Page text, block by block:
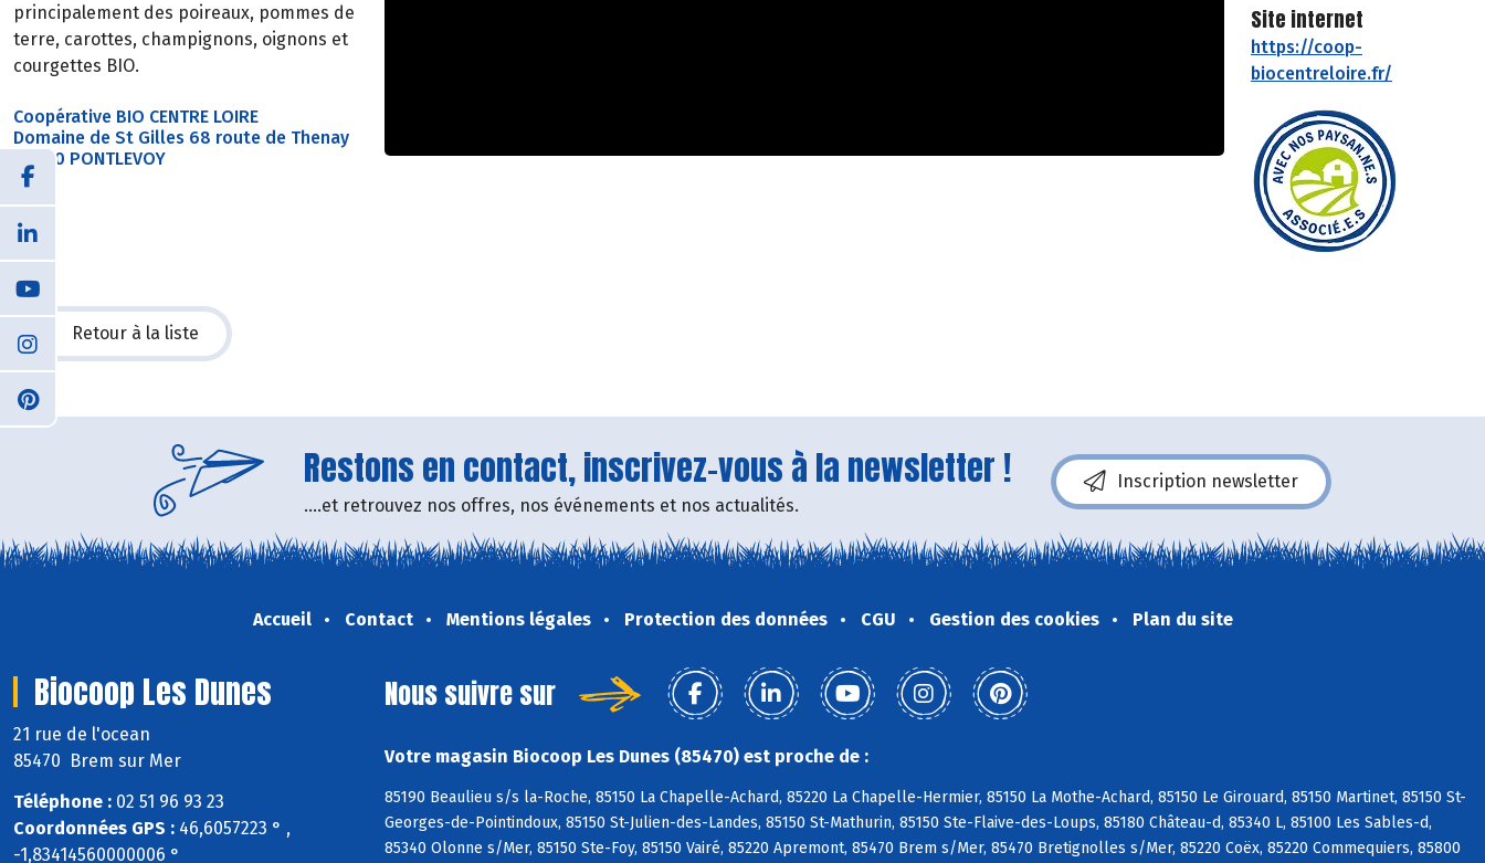
Site internet
https://coop-
biocentreloire.fr/
principalement des poireaux, pommes de
terre, carottes, champignons, oignons et
courgettes BIO.
Coopérative BIO CENTRE LOIRE
Domaine de St Gilles 68 route de Thenay
41400 PONTLEVOY
Retour à la liste
Restons en contact, inscrivez-vous à la newsletter !
....et retrouvez nos offres, nos événements et nos actualités.
Inscription newsletter
Accueil Contact Mentions légales Protection des données CGU Gestion des cookies Plan du site
Biocoop Les Dunes
21 rue de l'ocean
85470 Brem sur Mer
Téléphone : 02 51 96 93 23
Coordonnées GPS : 46,6057223 ° ,
-1,83414560000006 °
Nous suivre sur
Votre magasin Biocoop Les Dunes (85470) est proche de :
85190 Beaulieu s/s la-Roche, 85150 La Chapelle-Achard, 85220 La Chapelle-Hermier, 85150 La Mothe-Achard, 85150 Le Girouard, 85150 Martinet, 85150 St-
Georges-de-Pointindoux, 85150 St-Julien-des-Landes, 85150 St-Mathurin, 85150 Ste-Flaive-des-Loups, 85180 Château-d, 85340 L, 85100 Les Sables-d,
85340 Olonne s/Mer, 85150 Ste-Foy, 85150 Vairé, 85220 Apremont, 85470 Brem s/Mer, 85470 Bretignolles s/Mer, 85220 Coëx, 85220 Commequiers, 85800